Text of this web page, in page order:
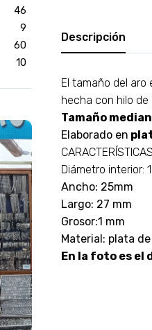
46
9
60
10
Descripción
El tamaño del aro
hecha con hilo
Tamaño
Elaborado en
CARACTERÍSTICAS
Diámetro interior:
Ancho: 25mm
Largo: 27 mm
Grosor:1 mm
Material: plata
En la foto es el